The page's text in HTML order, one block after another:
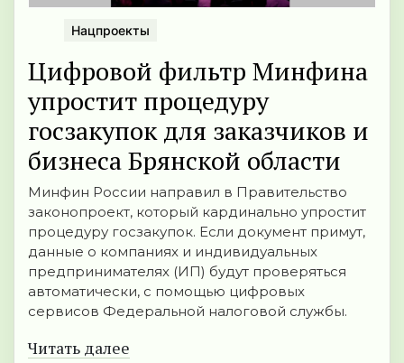
Нацпроекты
Цифровой фильтр Минфина
упростит процедуру
госзакупок для заказчиков и
бизнеса Брянской области
Минфин России направил в Правительство
законопроект, который кардинально упростит
процедуру госзакупок. Если документ примут,
данные о компаниях и индивидуальных
предпринимателях (ИП) будут проверяться
автоматически, с помощью цифровых
сервисов Федеральной налоговой службы.
Читать далее